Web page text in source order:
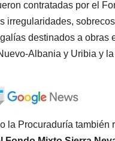
contratadas por el
irregularidades,
destinados a obras
Albania y Uribia y
la Procuraduría